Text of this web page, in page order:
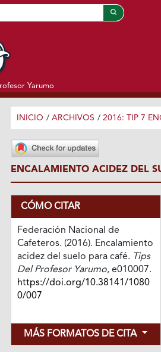
Yarumo
INICIO / ARCHIVOS / 2016: TIP 7
ENCALAMIENTO ACIDEZ DEL
CÓMO CITAR
Federación Nacional de
Cafeteros. (2016). Encalamiento
acidez del suelo para café. Tips
Del Profesor Yarumo, e010007.
https://doi.org/10.38141/1080
0/007
MÁS FORMATOS DE CITA